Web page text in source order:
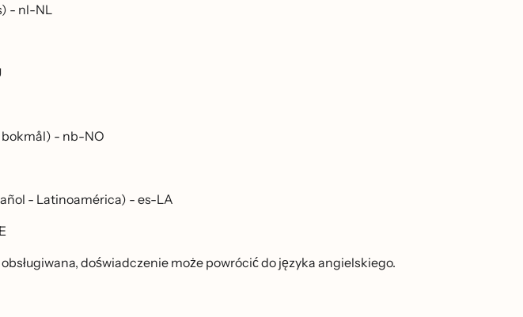
- nl-NL
bokmål) - nb-NO
- Latinoamérica) - es-LA
doświadczenie może powrócić do języka angielskiego.